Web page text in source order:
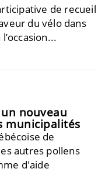
de recueil
du vélo dans
un nouveau
municipalités
de
autres pollens
d'aide